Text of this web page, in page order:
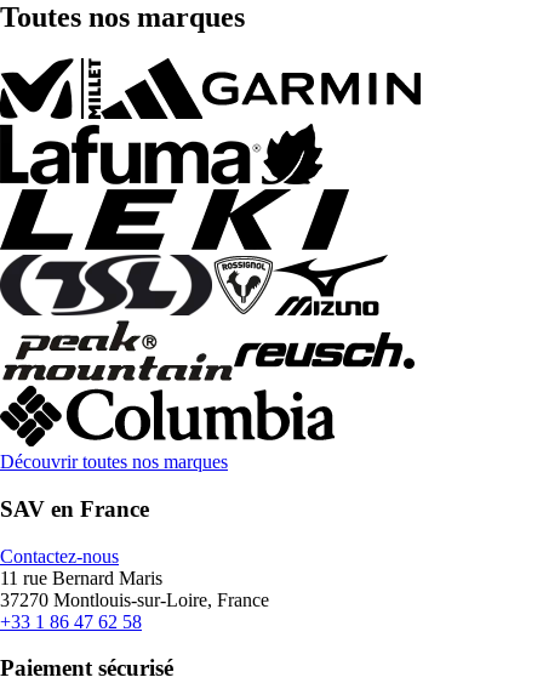
Toutes nos marques
Découvrir toutes nos marques
SAV en France
Contactez-nous
11 rue Bernard Maris
37270 Montlouis-sur-Loire, France
+33 1 86 47 62 58
Paiement sécurisé